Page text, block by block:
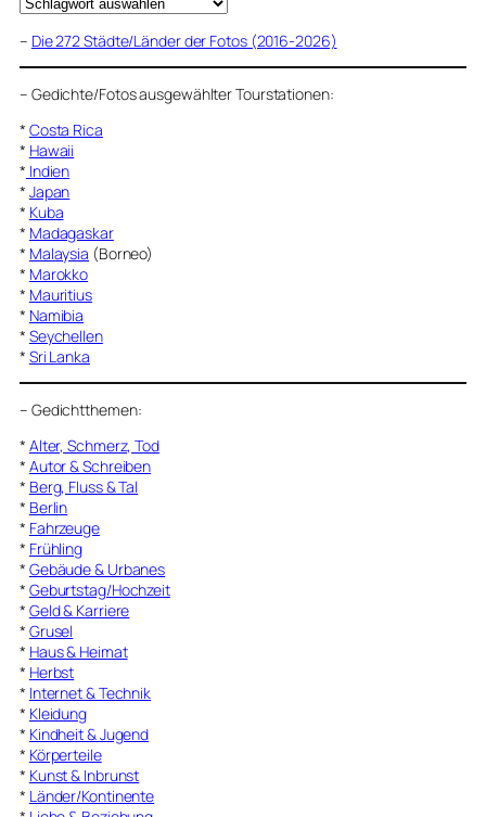
– Die 272 Städte/Länder der Fotos (2016-2026)
– Gedichte/Fotos ausgewählter Tourstationen:
* Costa Rica
* Hawaii
* Indien
* Japan
* Kuba
* Madagaskar
* Malaysia (Borneo)
* Marokko
* Mauritius
* Namibia
* Seychellen
* Sri Lanka
– Gedichtthemen:
* Alter, Schmerz, Tod
* Autor & Schreiben
* Berg, Fluss & Tal
* Berlin
* Fahrzeuge
* Frühling
* Gebäude & Urbanes
* Geburtstag/Hochzeit
* Geld & Karriere
* Grusel
* Haus & Heimat
* Herbst
* Internet & Technik
* Kleidung
* Kindheit & Jugend
* Körperteile
* Kunst & Inbrunst
* Länder/Kontinente